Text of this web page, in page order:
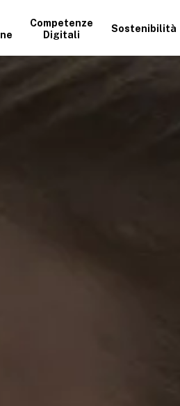
Competenze
Digitali
Sostenibilità